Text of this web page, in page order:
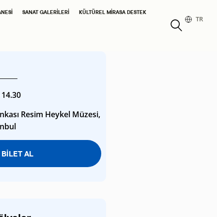
SANAT GALERILERI KÜLTÜREL MIRASA DESTEK
TR
Resim Heykel Müzesi,
BİLET AL